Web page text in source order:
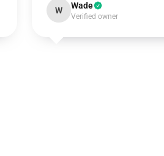
W Wade
Verified owner